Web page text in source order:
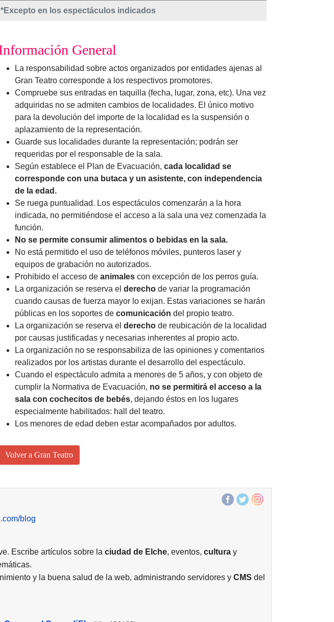
*Excepto en los espectáculos indicados
General
La responsabilidad sobre actos organizados por entidades ajenas al
Gran Teatro corresponde a los respectivos promotores.
Compruebe sus entradas en taquilla (fecha, lugar, zona, etc). Una vez
adquiridas no se admiten cambios de localidades. El único motivo
para la devolución del importe de la localidad es la suspensión o
aplazamiento de la representación.
Guarde sus localidades durante la representación; podrán ser
requeridas por el responsable de la sala.
Según establece el Plan de Evacuación, cada localidad se
corresponde con una butaca y un asistente, con independencia
de la edad.
Se ruega puntualidad. Los espectáculos comenzarán a la hora
indicada, no permitiéndose el acceso a la sala una vez comenzada la
función.
No se permite consumir alimentos o bebidas en la sala.
No está permitido el uso de teléfonos móviles, punteros laser y
equipos de grabación no autorizados.
Prohibido el acceso de animales con excepción de los perros guía.
La organización se reserva el derecho de variar la programación
cuando causas de fuerza mayor lo exijan. Estas variaciones se harán
públicas en los soportes de comunicación del propio teatro.
La organización se reserva el derecho de reubicación de la localidad
por causas justificadas y necesarias inherentes al propio acto.
La organización no se responsabiliza de las opiniones y comentarios
realizados por los artistas durante el desarrollo del espectáculo.
Cuando el espectáculo admita a menores de 5 años, y con objeto de
cumplir la Normativa de Evacuación, no se permitirá el acceso a la
sala con cochecitos de bebés, dejando éstos en los lugares
especialmente habilitados: hall del teatro.
Los menores de edad deben estar acompañados por adultos.
Volver a Gran Teatro
blog
Escribe artículos sobre laciudad de Elche, eventos,cultura y
y la buena salud de la web, administrando servidores yCMS del